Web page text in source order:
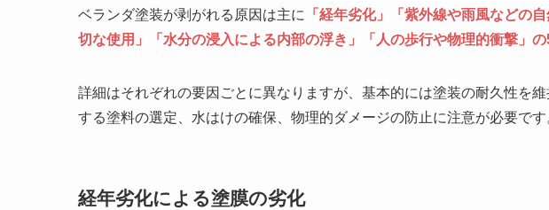
ベランダ塗装が剥がれる原因は主に
「経年劣化」「紫外線や雨風などの
切な使用」「水分の浸入による内部の浮き」「人の歩行や物理的衝撃」
詳細はそれぞれの要因ごとに異なりますが、基本的には塗装の耐久性を
する塗料の選定、水はけの確保、物理的ダメージの防止に注意が必要です
経年劣化による塗膜の劣化